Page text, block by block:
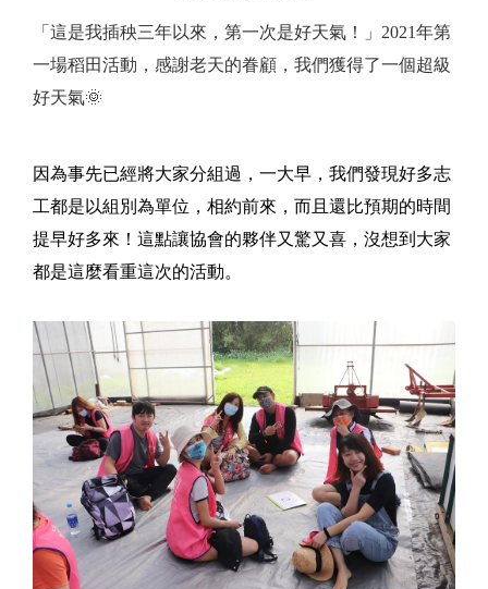
「這是我插秧三年以來，第一次是好天氣！」2021年第
一場稻田活動，感謝老天的眷顧，我們獲得了一個超級
好天氣🌞
因為事先已經將大家分組過，一大早，我們發現好多志
工都是以組別為單位，相約前來，而且還比預期的時間
提早好多來！這點讓協會的夥伴又驚又喜，沒想到大家
都是這麼看重這次的活動。